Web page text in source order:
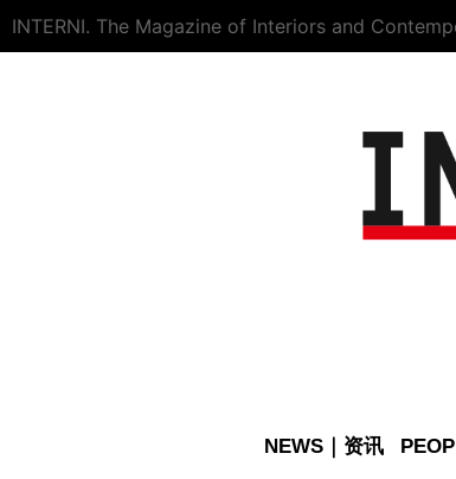
INTERNI. The Magazine of Interiors and
NEWS｜资讯